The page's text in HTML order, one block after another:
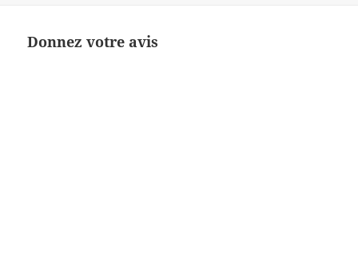
Donnez votre avis